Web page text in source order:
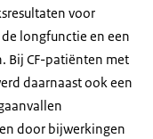
voor
longfunctie en een
Bij CF-patiënten met
daarnaast ook een
door bijwerkingen